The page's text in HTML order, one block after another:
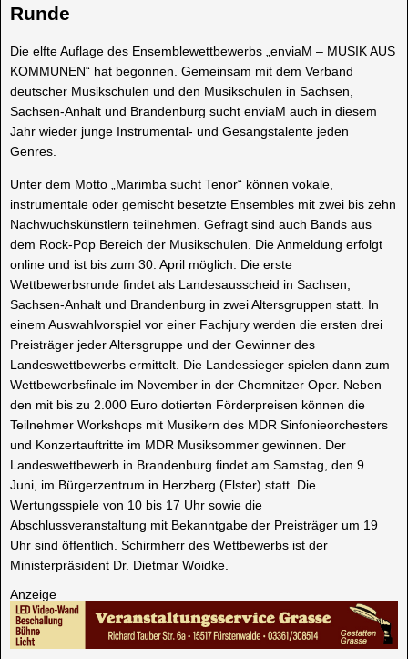
Runde
Die elfte Auflage des Ensemblewettbewerbs „enviaM – MUSIK AUS
KOMMUNEN“ hat begonnen. Gemeinsam mit dem Verband
deutscher Musikschulen und den Musikschulen in Sachsen,
Sachsen-Anhalt und Brandenburg sucht enviaM auch in diesem
Jahr wieder junge Instrumental- und Gesangstalente jeden
Genres.
Unter dem Motto „Marimba sucht Tenor“ können vokale,
instrumentale oder gemischt besetzte Ensembles mit zwei bis zehn
Nachwuchskünstlern teilnehmen. Gefragt sind auch Bands aus
dem Rock-Pop Bereich der Musikschulen. Die Anmeldung erfolgt
online und ist bis zum 30. April möglich. Die erste
Wettbewerbsrunde findet als Landesausscheid in Sachsen,
Sachsen-Anhalt und Brandenburg in zwei Altersgruppen statt. In
einem Auswahlvorspiel vor einer Fachjury werden die ersten drei
Preisträger jeder Altersgruppe und der Gewinner des
Landeswettbewerbs ermittelt. Die Landessieger spielen dann zum
Wettbewerbsfinale im November in der Chemnitzer Oper. Neben
den mit bis zu 2.000 Euro dotierten Förderpreisen können die
Teilnehmer Workshops mit Musikern des MDR Sinfonieorchesters
und Konzertauftritte im MDR Musiksommer gewinnen. Der
Landeswettbewerb in Brandenburg findet am Samstag, den 9.
Juni, im Bürgerzentrum in Herzberg (Elster) statt. Die
Wertungsspiele von 10 bis 17 Uhr sowie die
Abschlussveranstaltung mit Bekanntgabe der Preisträger um 19
Uhr sind öffentlich. Schirmherr des Wettbewerbs ist der
Ministerpräsident Dr. Dietmar Woidke.
Anzeige